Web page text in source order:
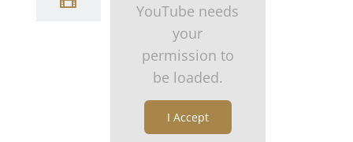
YouTube needs
your
permission to
be loaded.
I Accept